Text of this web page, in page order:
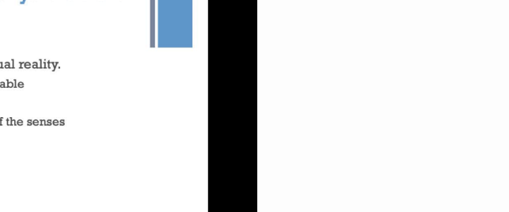
Video abspielen